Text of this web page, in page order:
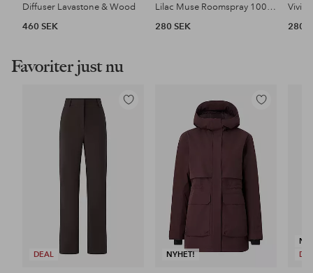
Diffuser Lavastone & Wood
460 SEK
Lilac Muse Roomspray 100 Ml
280 SEK
280
Favoriter just nu
DEAL
Lägg
NYHET!
Lägg
favoriter